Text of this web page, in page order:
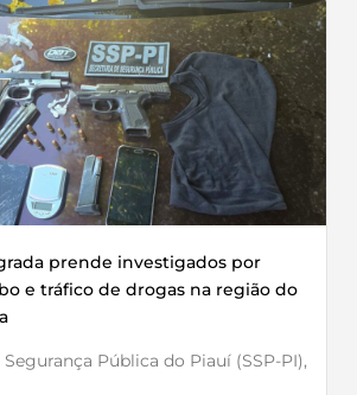
prende investigados por
e tráfico de drogas na região do
Pública do Piauí (SSP-PI),